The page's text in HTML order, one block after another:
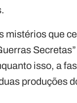
mistérios que
isso, a
produções